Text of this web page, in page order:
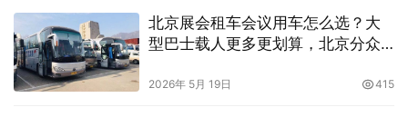
北京展会租车会议用车怎么选？大
型巴士载人更多更划算，北京分众
2026年 5月 19日 415